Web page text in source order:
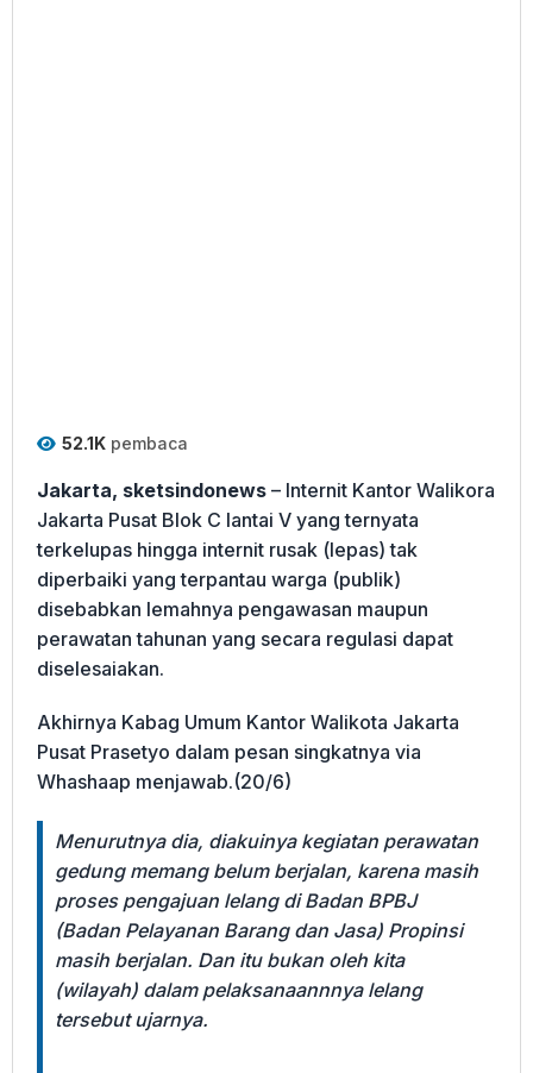
52.1K pembaca
Jakarta, sketsindonews – Internit Kantor Walikora
Jakarta Pusat Blok C lantai V yang ternyata
terkelupas hingga internit rusak (lepas) tak
diperbaiki yang terpantau warga (publik)
disebabkan lemahnya pengawasan maupun
perawatan tahunan yang secara regulasi dapat
diselesaiakan.
Akhirnya Kabag Umum Kantor Walikota Jakarta
Pusat Prasetyo dalam pesan singkatnya via
Whashaap menjawab.(20/6)
Menurutnya dia, diakuinya kegiatan perawatan
gedung memang belum berjalan, karena masih
proses pengajuan lelang di Badan BPBJ
(Badan Pelayanan Barang dan Jasa) Propinsi
masih berjalan. Dan itu bukan oleh kita
(wilayah) dalam pelaksanaannnya lelang
tersebut ujarnya.